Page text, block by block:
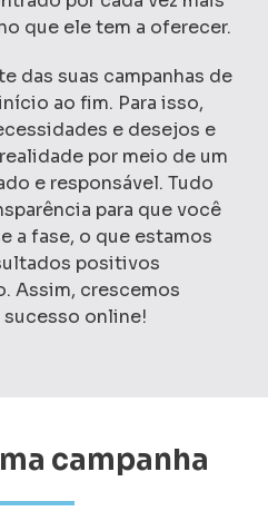
que ele tem a oferecer.
das suas campanhas de
ao fim. Para isso,
e desejos e
por meio de um
e responsável. Tudo
para que você
a fase, o que estamos
positivos
Assim, crescemos
online!
campanha